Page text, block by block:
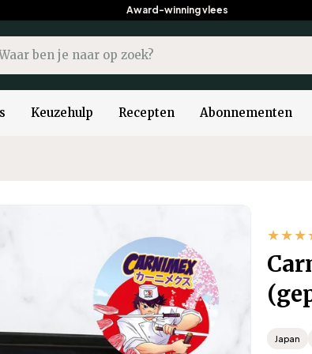
Award-winning vlees
Keuzehulp Recepten Abonnementen
Japan